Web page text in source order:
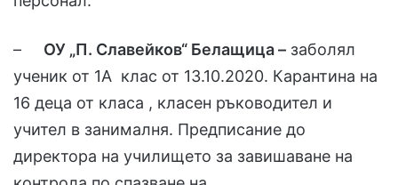
– ОУ „П. Славейков“ Белащица – заболял
ученик от 1А клас от 13.10.2020. Карантина на
16 деца от класа , класен ръководител и
учител в занималня. Предписание до
директора на училището за завишаване на